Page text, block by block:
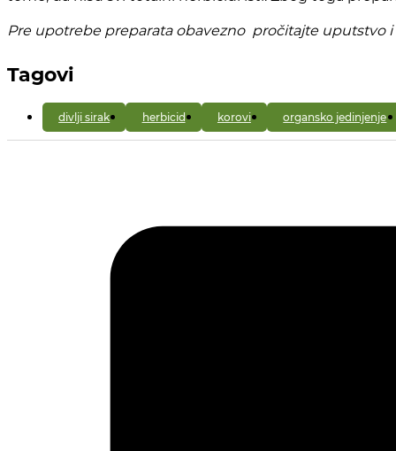
Pre upotrebe preparata obavezno pročitajte uputstvo
Tagovi
divlji sirak herbicid korovi organsko jedinjenje